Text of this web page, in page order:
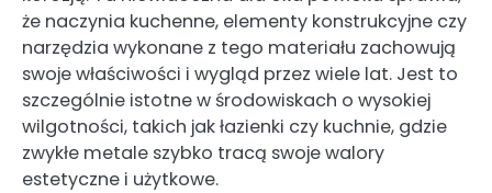
że naczynia kuchenne, elementy konstrukcyjne czy
narzędzia wykonane z tego materiału zachowują
swoje właściwości i wygląd przez wiele lat. Jest to
szczególnie istotne w środowiskach o wysokiej
wilgotności, takich jak łazienki czy kuchnie, gdzie
zwykłe metale szybko tracą swoje walory
estetyczne i użytkowe.